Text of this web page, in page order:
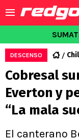
DESCENSO
Cobresal
Everton y
“La mala
El canterano